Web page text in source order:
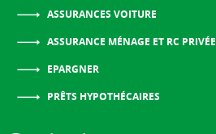
ASSURANCES VOITURE
ASSURANCE MÉNAGE ET RC PRIVÉE
EPARGNER
PRÊTS HYPOTHÉCAIRES